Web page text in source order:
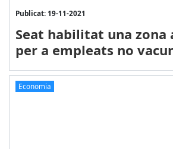
Publicat: 19-11-2021
Seat habilitat una zona
per a empleats no
Economia